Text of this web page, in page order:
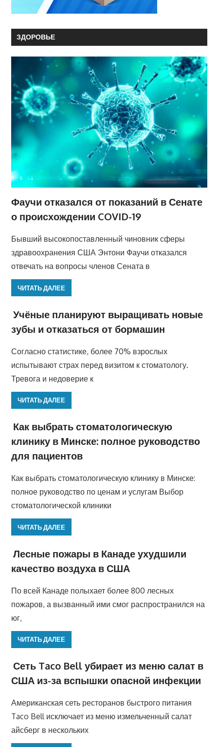
ЗДОРОВЬЕ
Фаучи отказался от показаний в Сенате
о происхождении COVID-19
Бывший высокопоставленный чиновник сферы
здравоохранения США Энтони Фаучи отказался
отвечать на вопросы членов Сената в
ЧИТАТЬ ДАЛЕЕ
Учёные планируют выращивать новые
зубы и отказаться от бормашин
Согласно статистике, более 70% взрослых
испытывают страх перед визитом к стоматологу.
Тревога и недоверие к
ЧИТАТЬ ДАЛЕЕ
Как выбрать стоматологическую
клинику в Минске: полное руководство
для пациентов
Как выбрать стоматологическую клинику в Минске:
полное руководство по ценам и услугам Выбор
стоматологической клиники
ЧИТАТЬ ДАЛЕЕ
Лесные пожары в Канаде ухудшили
качество воздуха в США
По всей Канаде полыхает более 800 лесных
пожаров, а вызванный ими смог распространился на
юг,
ЧИТАТЬ ДАЛЕЕ
Сеть Taco Bell убирает из меню салат в
США из-за вспышки опасной инфекции
Американская сеть ресторанов быстрого питания
Taco Bell исключает из меню измельченный салат
айсберг в нескольких